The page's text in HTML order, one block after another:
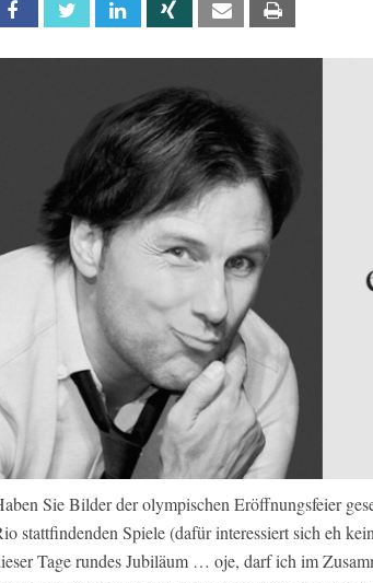
Facebook Twitter Linkedin Xing Email
Sie Bilder der olympischen Eröffnungsfeier
stattfindenden Spiele (dafür interessiert sich eh
Tage rundes Jubiläum … oje, darf ich im